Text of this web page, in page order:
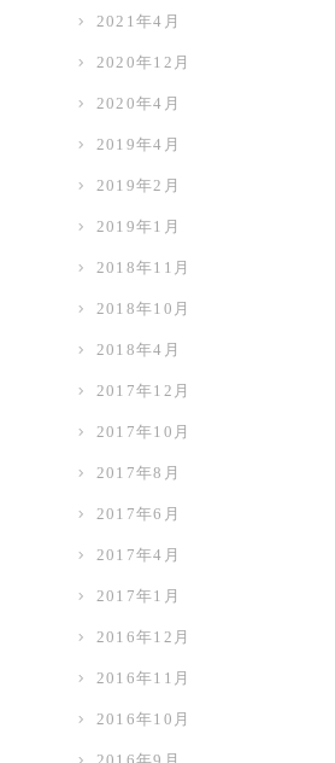
2021年4月
2020年12月
2020年4月
2019年4月
2019年2月
2019年1月
2018年11月
2018年10月
2018年4月
2017年12月
2017年10月
2017年8月
2017年6月
2017年4月
2017年1月
2016年12月
2016年11月
2016年10月